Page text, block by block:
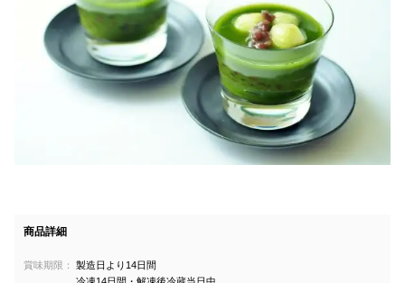
商品詳細
賞味期限：
製造日より14日間